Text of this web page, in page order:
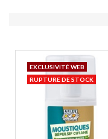
EXCLUSIVITÉ WEB
RUPTURE DE STOCK